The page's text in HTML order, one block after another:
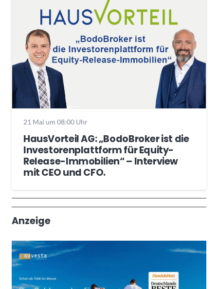
21 Mai um 08:00 Uhr
HausVorteil AG: „BodoBroker ist die
Investorenplattform für Equity-
Release-Immobilien“ – Interview
mit CEO und CFO.
Wochenrückblick
Trendthemen
Anzeige